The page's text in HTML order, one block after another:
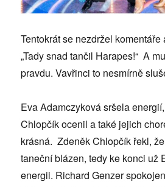
Tentokrát se nezdržel komentáře
„Tady snad tančil Harapes!“ A
pravdu. Vavřinci to nesmírně
Eva Adamczyková sršela
Chlopčík ocenil a také jejich
krásná. Zdeněk Chlopčík řekl,
taneční blázen, tedy ke konci už
energii. Richard Genzer